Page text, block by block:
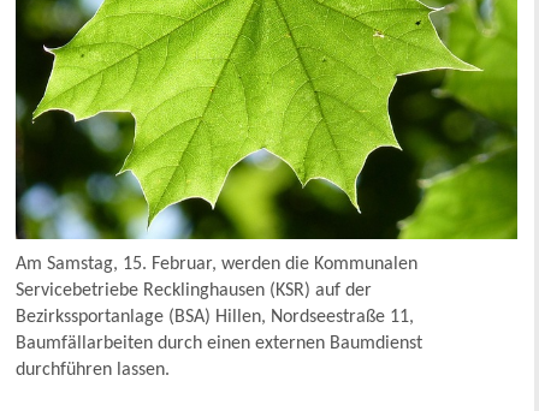
Am Samstag, 15. Februar, werden die Kommunalen
Servicebetriebe Recklinghausen (KSR) auf der
Bezirkssportanlage (BSA) Hillen, Nordseestraße 11,
Baumfällarbeiten durch einen externen Baumdienst
durchführen lassen.